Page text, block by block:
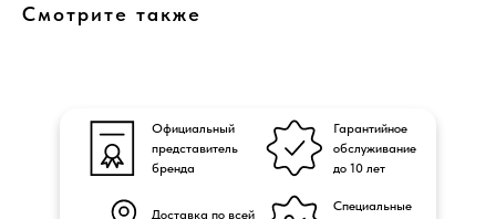
Смотрите также
Официальный
представитель
бренда
Доставка по всей
Гарантийное
обслуживание
до 10 лет
Специальные